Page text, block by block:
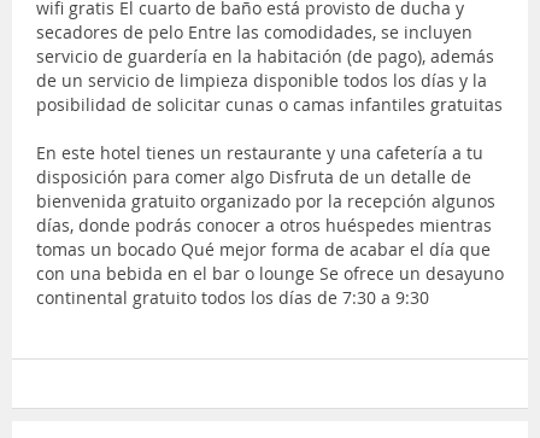
wifi gratis El cuarto de baño está provisto de ducha y
secadores de pelo Entre las comodidades, se incluyen
servicio de guardería en la habitación (de pago), además
de un servicio de limpieza disponible todos los días y la
posibilidad de solicitar cunas o camas infantiles gratuitas
En este hotel tienes un restaurante y una cafetería a tu
disposición para comer algo Disfruta de un detalle de
bienvenida gratuito organizado por la recepción algunos
días, donde podrás conocer a otros huéspedes mientras
tomas un bocado Qué mejor forma de acabar el día que
con una bebida en el bar o lounge Se ofrece un desayuno
continental gratuito todos los días de 7:30 a 9:30